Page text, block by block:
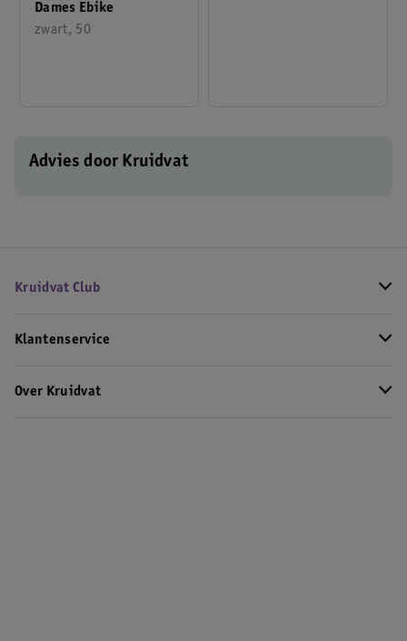
Dames Ebike
zwart, 50
Advies door Kruidvat
Kruidvat Club
Klantenservice
Over Kruidvat